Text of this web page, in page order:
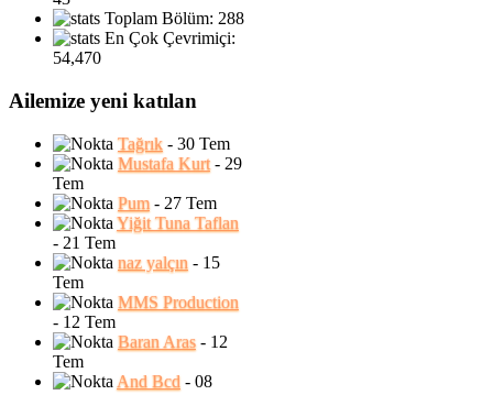
Toplam Bölüm: 288
En Çok Çevrimiçi:
54,470
Ailemize yeni katılan
Tağrık - 30 Tem
Mustafa Kurt - 29
Tem
Pum - 27 Tem
Yiğit Tuna Taflan
- 21 Tem
naz yalçın - 15
Tem
MMS Production
- 12 Tem
Baran Aras- 12
Tem
And Bcd - 08